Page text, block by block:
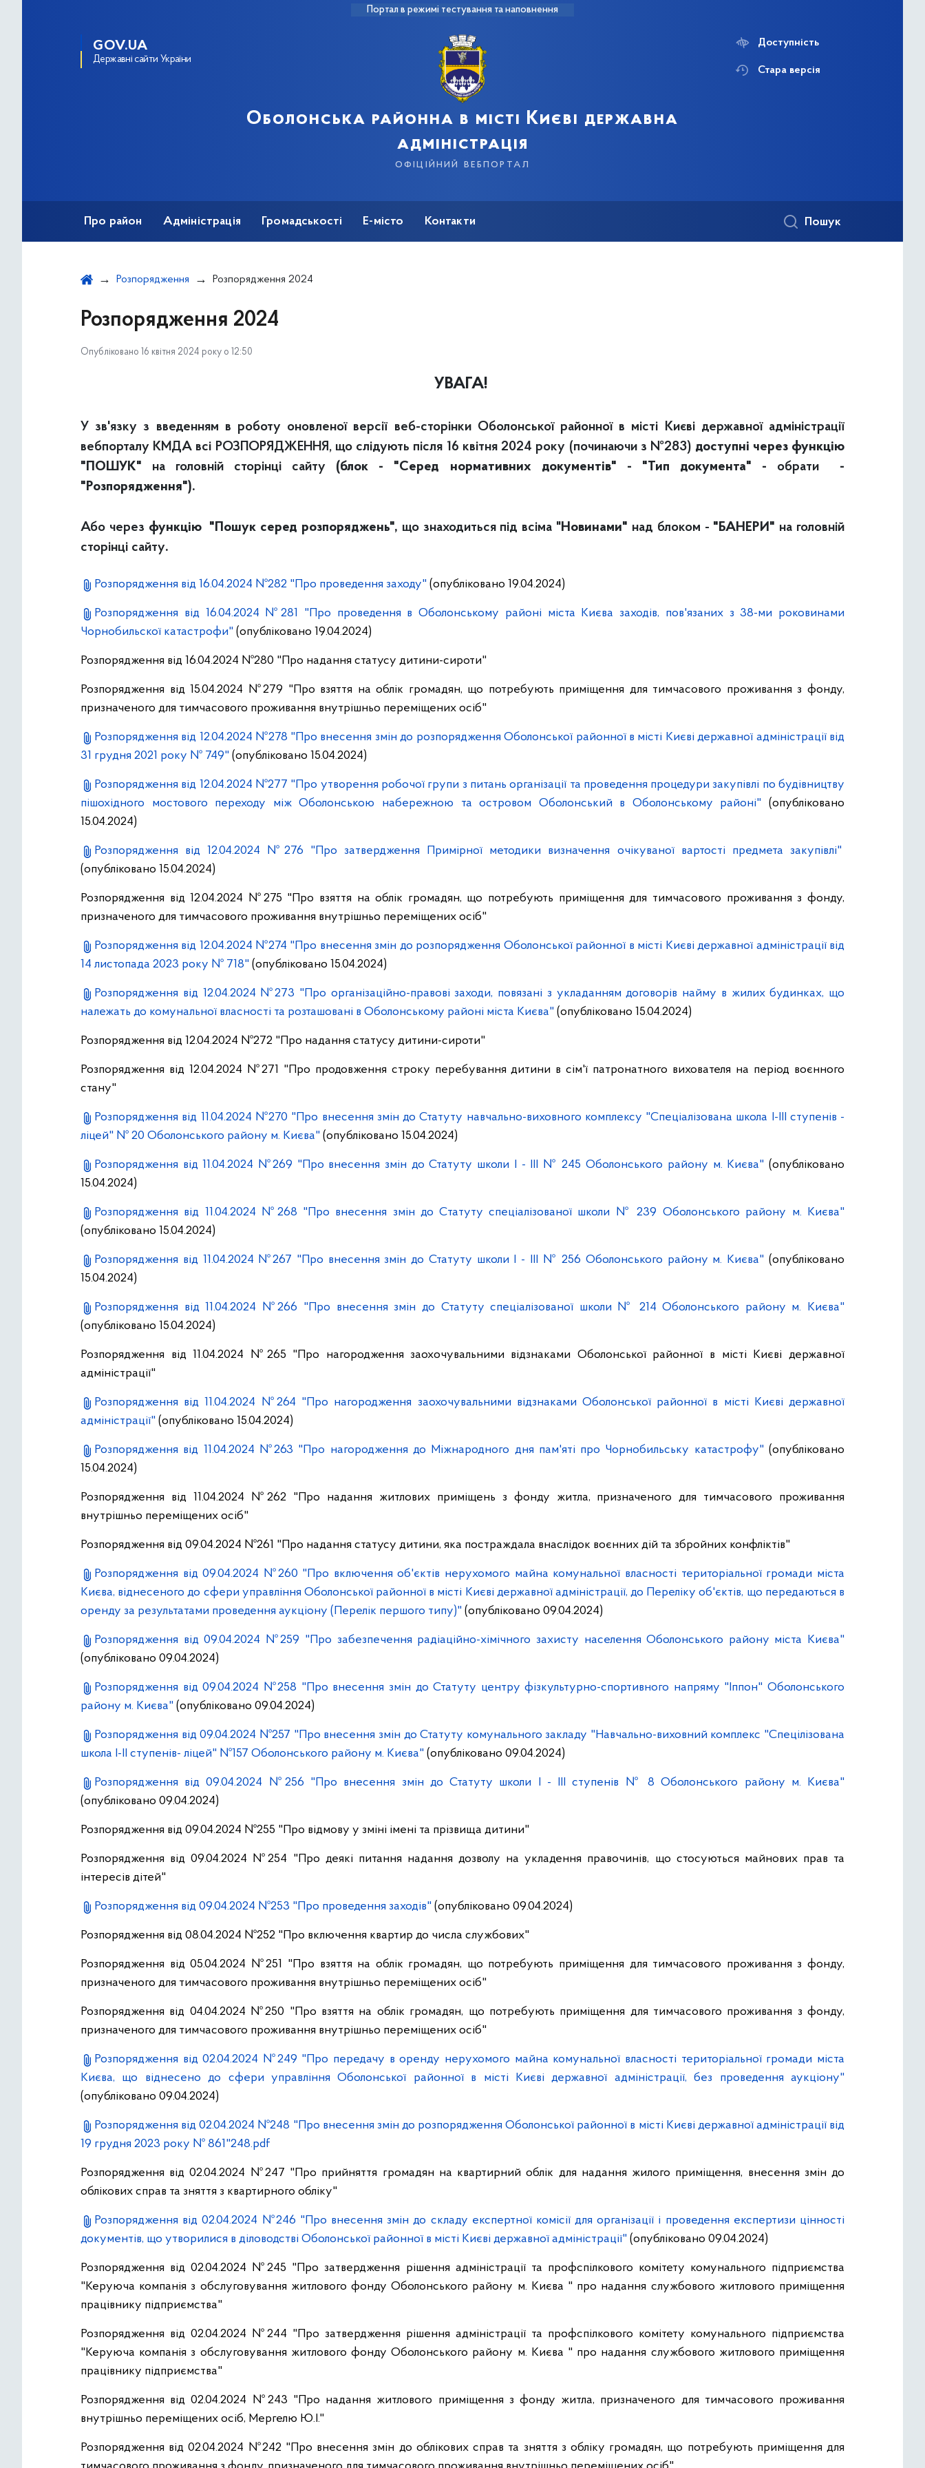
Портал в режимі тестування та наповнення
GOV.UA
Державні сайти України
Оболонська районна в місті Києві державна
адміністрація
офіційний вебпортал
Доступність
Стара версія
Про район Адміністрація Громадськості Е-місто Контакти Пошук
Розпорядження Розпорядження 2024
Розпорядження 2024
Опубліковано 16 квітня 2024 року о 12:50
УВАГА!
У зв'язку з введенням в роботу оновленої версії веб-сторінки Оболонської районної в місті Києві державної адміністрації
вебпорталу КМДА всі РОЗПОРЯДЖЕННЯ, що слідують після 16 квітня 2024 року (починаючи з №283) доступні через функцію
"ПОШУК" на головній сторінці сайту (блок - "Серед нормативних документів" - "Тип документа" - обрати-
"Розпорядження").
Або через функцію "Пошук серед розпоряджень", що знаходиться під всіма "Новинами" над блоком - "БАНЕРИ" на головній
сторінці сайту.
Розпорядження від 16.04.2024 №282 "Про проведення заходу" (опубліковано 19.04.2024)
Розпорядження від 16.04.2024 №281 "Про проведення в Оболонському районі міста Києва заходів, пов'язаних з 38-ми роковинами
Чорнобильскої катастрофи" (опубліковано 19.04.2024)
Розпорядження від 16.04.2024 №280 "Про надання статусу дитини-сироти"
Розпорядження від 15.04.2024 №279 "Про взяття на облік громадян, що потребують приміщення для тимчасового проживання з фонду,
призначеного для тимчасового проживання внутрішньо переміщених осіб"
Розпорядження від 12.04.2024 №278 "Про внесення змін до розпорядження Оболонської районної в місті Києві державної адміністрації від
31 грудня 2021 року № 749" (опубліковано 15.04.2024)
Розпорядження від 12.04.2024 №277 "Про утворення робочої групи з питань організації та проведення процедури закупівлі по будівництву
пішохідного мостового переходу між Оболонською набережною та островом Оболонський в Оболонському районі" (опубліковано
15.04.2024)
Розпорядження від 12.04.2024 №276 "Про затвердження Примірної методики визначення очікуваної вартості предмета закупівлі"
(опубліковано 15.04.2024)
Розпорядження від 12.04.2024 №275 "Про взяття на облік громадян, що потребують приміщення для тимчасового проживання з фонду,
призначеного для тимчасового проживання внутрішньо переміщених осіб"
Розпорядження від 12.04.2024 №274 "Про внесення змін до розпорядження Оболонської районної в місті Києві державної адміністрації від
14 листопада 2023 року № 718" (опубліковано 15.04.2024)
Розпорядження від 12.04.2024 №273 "Про організаційно-правові заходи, повязані з укладанням договорів найму в жилих будинках, що
належать до комунальної власності та розташовані в Оболонському районі міста Києва" (опубліковано 15.04.2024)
Розпорядження від 12.04.2024 №272 "Про надання статусу дитини-сироти"
Розпорядження від 12.04.2024 №271 "Про продовження строку перебування дитини в сім'ї патронатного вихователя на період воєнного
стану"
Розпорядження від 11.04.2024 №270 "Про внесення змін до Статуту навчально-виховного комплексу "Спеціалізована школа І-ІІІ ступенів -
ліцей" № 20 Оболонського району м. Києва" (опубліковано 15.04.2024)
Розпорядження від 11.04.2024 №269 "Про внесення змін до Статуту школи І - ІІІ № 245 Оболонського району м. Києва" (опубліковано
15.04.2024)
Розпорядження від 11.04.2024 №268 "Про внесення змін до Статуту спеціалізованої школи № 239 Оболонського району м. Києва"
(опубліковано 15.04.2024)
Розпорядження від 11.04.2024 №267 "Про внесення змін до Статуту школи І - ІІІ № 256 Оболонського району м. Києва" (опубліковано
15.04.2024)
Розпорядження від 11.04.2024 №266 "Про внесення змін до Статуту спеціалізованої школи № 214 Оболонського району м. Києва"
(опубліковано 15.04.2024)
Розпорядження від 11.04.2024 №265 "Про нагородження заохочувальними відзнаками Оболонської районної в місті Києві державної
адміністрації"
Розпорядження від 11.04.2024 №264 "Про нагородження заохочувальними відзнаками Оболонської районної в місті Києві державної
адміністрації" (опубліковано 15.04.2024)
Розпорядження від 11.04.2024 №263 "Про нагородження до Міжнародного дня пам'яті про Чорнобильську катастрофу" (опубліковано
15.04.2024)
Розпорядження від 11.04.2024 №262 "Про надання житлових приміщень з фонду житла, призначеного для тимчасового проживання
внутрішньо переміщених осіб"
Розпорядження від 09.04.2024 №261 "Про надання статусу дитини, яка постраждала внаслідок воєнних дій та збройних конфліктів"
Розпорядження від 09.04.2024 №260 "Про включення об'єктів нерухомого майна комунальної власності територіальної громади міста
Києва, віднесеного до сфери управління Оболонської районної в місті Києві державної адміністрації, до Переліку об'єктів, що передаються в
оренду за результатами проведення аукціону (Перелік першого типу)" (опубліковано 09.04.2024)
Розпорядження від 09.04.2024 №259 "Про забезпечення радіаційно-хімічного захисту населення Оболонського району міста Києва"
(опубліковано 09.04.2024)
Розпорядження від 09.04.2024 №258 "Про внесення змін до Статуту центру фізкультурно-спортивного напряму "Іппон" Оболонського
району м. Києва" (опубліковано 09.04.2024)
Розпорядження від 09.04.2024 №257 "Про внесення змін до Статуту комунального закладу "Навчально-виховний комплекс "Спецілізована
школа І-ІІ ступенів- ліцей" №157 Оболонського району м. Києва" (опубліковано 09.04.2024)
Розпорядження від 09.04.2024 №256 "Про внесення змін до Статуту школи І - ІІІ ступенів № 8 Оболонського району м. Києва"
(опубліковано 09.04.2024)
Розпорядження від 09.04.2024 №255 "Про відмову у зміні імені та прізвища дитини"
Розпорядження від 09.04.2024 №254 "Про деякі питання надання дозволу на укладення правочинів, що стосуються майнових прав та
інтересів дітей"
Розпорядження від 09.04.2024 №253 "Про проведення заходів" (опубліковано 09.04.2024)
Розпорядження від 08.04.2024 №252 "Про включення квартир до числа службових"
Розпорядження від 05.04.2024 №251 "Про взяття на облік громадян, що потребують приміщення для тимчасового проживання з фонду,
призначеного для тимчасового проживання внутрішньо переміщених осіб"
Розпорядження від 04.04.2024 №250 "Про взяття на облік громадян, що потребують приміщення для тимчасового проживання з фонду,
призначеного для тимчасового проживання внутрішньо переміщених осіб"
Розпорядження від 02.04.2024 №249 "Про передачу в оренду нерухомого майна комунальної власності територіальної громади міста
Києва, що віднесено до сфери управління Оболонської районної в місті Києві державної адміністрації, без проведення аукціону"
(опубліковано 09.04.2024)
Розпорядження від 02.04.2024 №248 "Про внесення змін до розпорядження Оболонської районної в місті Києві державної адміністрації від
19 грудня 2023 року № 861"248.pdf
Розпорядження від 02.04.2024 №247 "Про прийняття громадян на квартирний облік для надання жилого приміщення, внесення змін до
облікових справ та зняття з квартирного обліку"
Розпорядження від 02.04.2024 №246 "Про внесення змін до складу експертної комісії для організації і проведення експертизи цінності
документів, що утворилися в діловодстві Оболонської районної в місті Києві державної адміністрації" (опубліковано 09.04.2024)
Розпорядження від 02.04.2024 №245 "Про затвердження рішення адміністрації та профспілкового комітету комунального підприємства
"Керуюча компанія з обслуговування житлового фонду Оболонського району м. Києва " про надання службового житлового приміщення
працівнику підприємства"
Розпорядження від 02.04.2024 №244 "Про затвердження рішення адміністрації та профспілкового комітету комунального підприємства
"Керуюча компанія з обслуговування житлового фонду Оболонського району м. Києва " про надання службового житлового приміщення
працівнику підприємства"
Розпорядження від 02.04.2024 №243 "Про надання житлового приміщення з фонду житла, призначеного для тимчасового проживання
внутрішньо переміщених осіб, Мергелю Ю.І."
Розпорядження від 02.04.2024 №242 "Про внесення змін до облікових справ та зняття з обліку громадян, що потребують приміщення для